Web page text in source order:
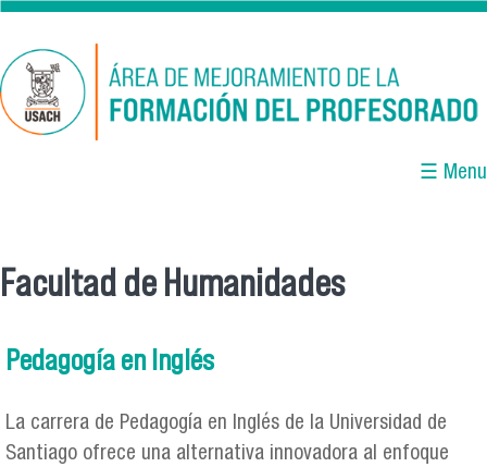
Pasar al contenido principal
☰ Menu
Facultad de Humanidades
Pedagogía en Inglés
La carrera de Pedagogía en Inglés de la Universidad de
Santiago ofrece una alternativa innovadora al enfoque